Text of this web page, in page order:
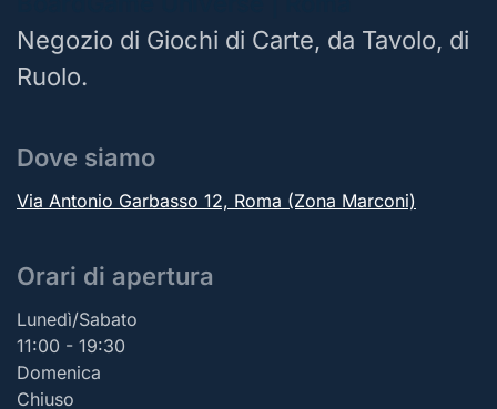
Negozio di Giochi di Carte, da Tavolo, di
Ruolo.
Dove siamo
Via Antonio Garbasso 12, Roma (Zona Marconi)
Orari di apertura
Lunedì/Sabato
11:00 - 19:30
Domenica
Chiuso